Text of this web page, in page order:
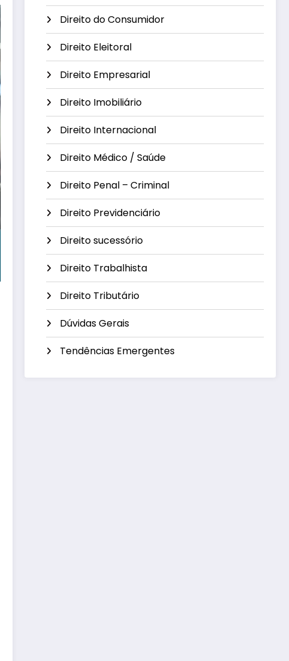
Direito do Consumidor
Direito Eleitoral
Direito Empresarial
Direito Imobiliário
Direito Internacional
Direito Médico / Saúde
Direito Penal – Criminal
Direito Previdenciário
Direito sucessório
Direito Trabalhista
Direito Tributário
Dúvidas Gerais
Tendências Emergentes